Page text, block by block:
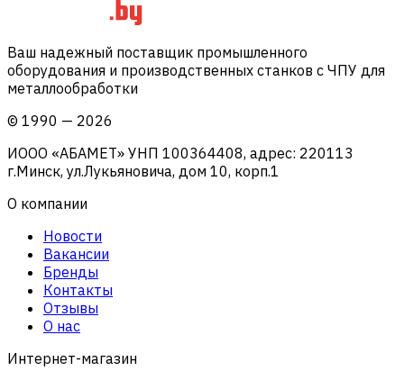
Ваш надежный поставщик промышленного
оборудования и производственных станков с ЧПУ для
металлообработки
© 1990 — 2026
ИООО «АБАМЕТ» УНП 100364408, адрес: 220113
г.Минск, ул.Лукьяновича, дом 10, корп.1
О компании
Новости
Вакансии
Бренды
Контакты
Отзывы
О нас
Интернет-магазин